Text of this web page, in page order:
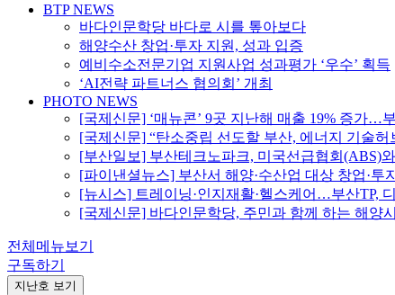
BTP NEWS
바다인문학당 바다로 시를 톺아보다
해양수산 창업·투자 지원, 성과 입증
예비수소전문기업 지원사업 성과평가 ‘우수’ 획득
‘AI전략 파트너스 협의회’ 개최
PHOTO NEWS
[국제신문] ‘매뉴콘’ 9곳 지난해 매출 19% 증가…
[국제신문] “탄소중립 선도할 부산, 에너지 기술허
[부산일보] 부산테크노파크, 미국선급협회(ABS)
[파이낸셜뉴스] 부산서 해양·수산업 대상 창업·
[뉴시스] 트레이닝·인지재활·헬스케어…부산TP,
[국제신문] 바다인문학당, 주민과 함께 하는 해양
전체메뉴보기
구독하기
지난호 보기